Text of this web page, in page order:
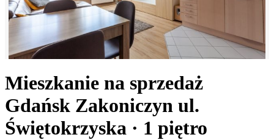
Mieszkanie na sprzedaż
Gdańsk Zakoniczyn ul.
Świętokrzyska · 1 piętro